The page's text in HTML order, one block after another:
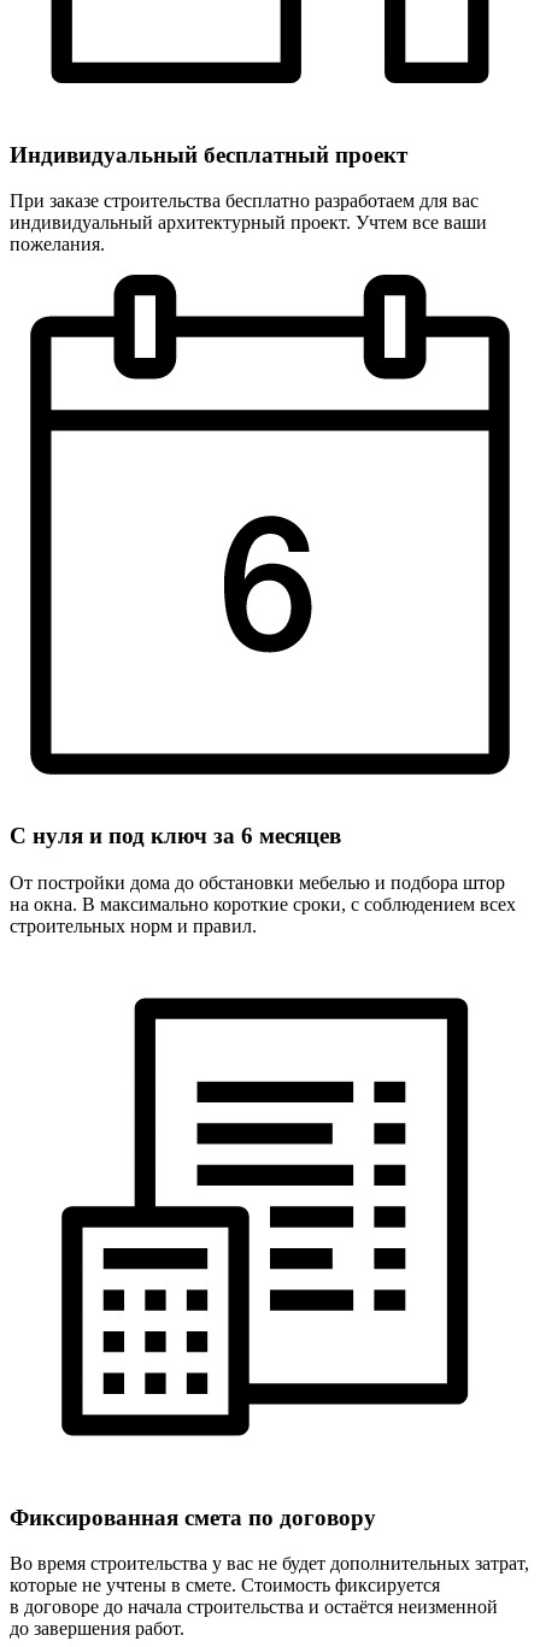
Индивидуальный бесплатный проект
При заказе строительства бесплатно разработаем для вас
индивидуальный архитектурный проект. Учтем все ваши
пожелания.
С нуля и под ключ за 6 месяцев
От постройки дома до обстановки мебелью и подбора штор
на окна. В максимально короткие сроки, с соблюдением всех
строительных норм и правил.
Фиксированная смета по договору
Во время строительства у вас не будет дополнительных затрат,
которые не учтены в смете. Стоимость фиксируется
в договоре до начала строительства и остаётся неизменной
до завершения работ.